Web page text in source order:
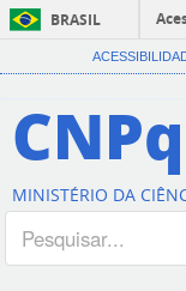
BRASIL
CNPq
MINISTÉRIO DA